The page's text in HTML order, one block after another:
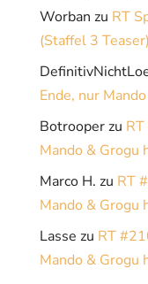
Worban zu RT
(Staffel 3 Teaser)
Ende, nur
Botrooperzu
Mando & Grogu
Marco H. zu RT
Mando & Grogu
Lasse zu RT
Mando & Grogu